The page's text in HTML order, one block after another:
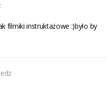
filmiki instruktażowe :)było by